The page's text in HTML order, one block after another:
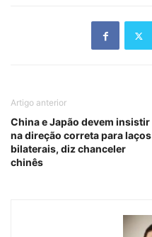
Artigo anterior
China e Japão devem insistir
na direção correta para laços
bilaterais, diz chanceler
chinês